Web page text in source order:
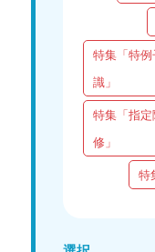
特集「特
識」
特集「指
修」
特